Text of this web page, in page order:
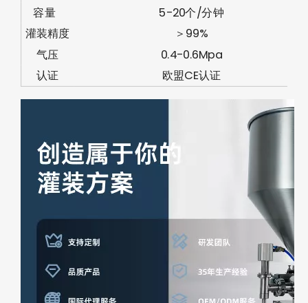
容量
5-20个/分钟
灌装精度
＞99%
气压
0.4-0.6Mpa
认证
欧盟CE认证